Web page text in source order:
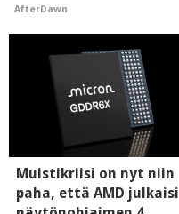
AfterDawn
Muistikriisi on nyt niin
paha, että AMD julkaisi